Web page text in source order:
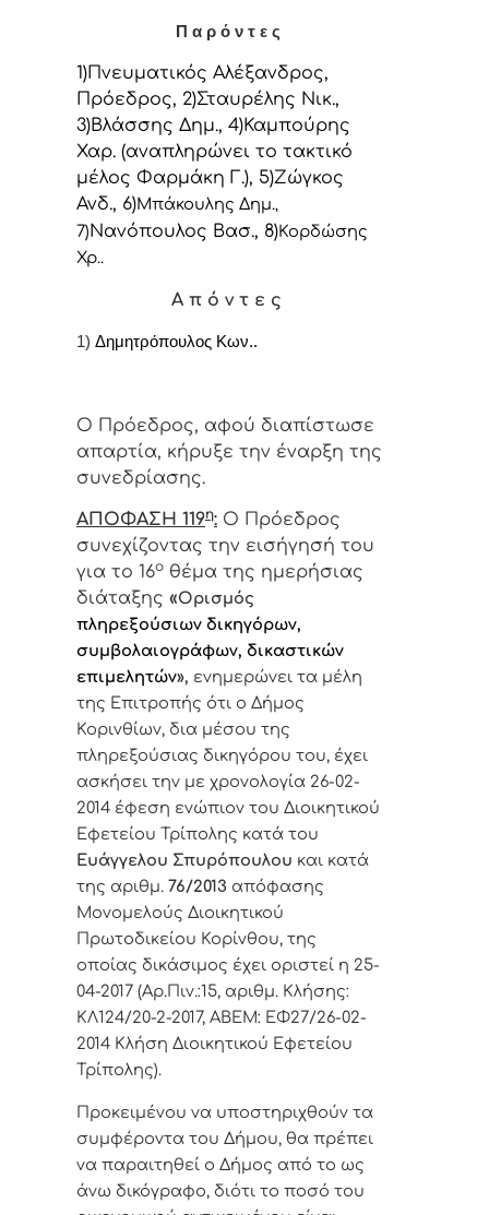
Π α ρ ό ν τ ε ς
1)Πνευματικός Αλέξανδρος,
Πρόεδρoς, 2)Σταυρέλης Νικ.,
3)Βλάσσης Δημ., 4)Καμπούρης
Χαρ. (αναπληρώνει το τακτικό
μέλος Φαρμάκη Γ.), 5)Ζώγκος
Ανδ., 6)Μπάκουλης Δημ.,
7)Νανόπουλος Βασ., 8)Κορδώσης
Χρ..
Α π ό ν τ ε ς
1) Δημητρόπουλος Κων..
Ο Πρόεδρος, αφού διαπίστωσε
απαρτία, κήρυξε την έναρξη της
συνεδρίασης.
ΑΠΟΦΑΣΗ 119η: Ο Πρόεδρος
συνεχίζοντας την εισήγησή του
για το 16ο θέμα της ημερήσιας
διάταξης «Ορισμός
πληρεξούσιων δικηγόρων,
συμβολαιογράφων, δικαστικών
επιμελητών», ενημερώνει τα μέλη
της Επιτροπής ότι ο Δήμος
Κορινθίων, δια μέσου της
πληρεξούσιας δικηγόρου του, έχει
ασκήσει την με χρονολογία 26-02-
2014 έφεση ενώπιον του Διοικητικού
Εφετείου Τρίπολης κατά του
Ευάγγελου Σπυρόπουλου και κατά
της αριθμ. 76/2013 απόφασης
Μονομελούς Διοικητικού
Πρωτοδικείου Κορίνθου, της
οποίας δικάσιμος έχει οριστεί η 25-
04-2017 (Αρ.Πιν.:15, αριθμ. Κλήσης:
ΚΛ124/20-2-2017, ΑΒΕΜ: ΕΦ27/26-02-
2014 Κλήση Διοικητικού Εφετείου
Τρίπολης).
Προκειμένου να υποστηριχθούν τα
συμφέροντα του Δήμου, θα πρέπει
να παραιτηθεί ο Δήμος από το ως
άνω δικόγραφο, διότι το ποσό του